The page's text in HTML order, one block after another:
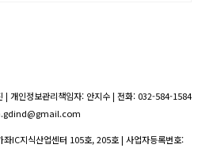
| 개인정보관리책임자: 안지수 | 전화: 032-584-1584
IC지식산업센터 105호, 205호 | 사업자등록번호: